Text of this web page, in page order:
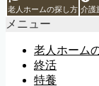
老人ホームの探し方 介護
メニュー
老人ホーム
終活
特養